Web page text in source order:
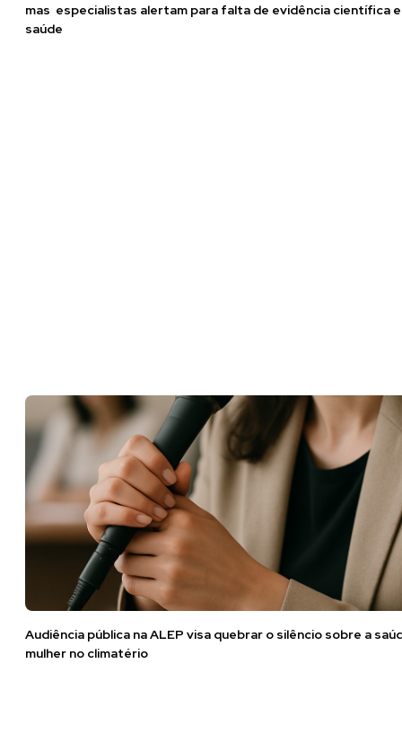
mas especialistas alertam para falta de evidência científica
saúde
Audiência pública na ALEP visa quebrar o silêncio sobre a
mulher no climatério